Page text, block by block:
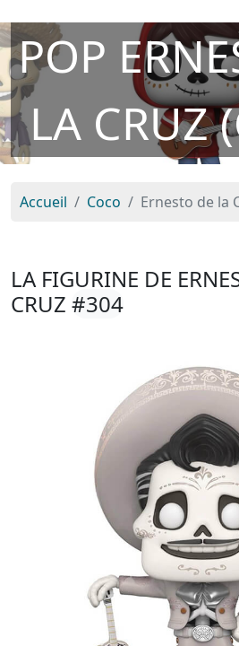
POP
LA CRUZ
Accueil Coco Ernesto de la
LA FIGURINE DE
CRUZ #304